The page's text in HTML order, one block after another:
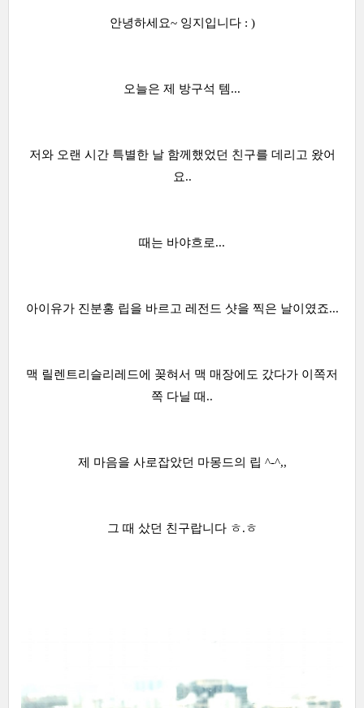
안녕하세요~ 잉지입니다 : )
오늘은 제 방구석 템...
저와 오랜 시간 특별한 날 함께했었던 친구를 데리고 왔어
요..
때는 바야흐로...
아이유가 진분홍 립을 바르고 레전드 샷을 찍은 날이였죠...
맥 릴렌트리슬리레드에 꽂혀서 맥 매장에도 갔다가 이쪽저
쪽 다닐 때..
제 마음을 사로잡았던 마몽드의 립 ^-^,,
그 때 샀던 친구랍니다 ㅎ.ㅎ